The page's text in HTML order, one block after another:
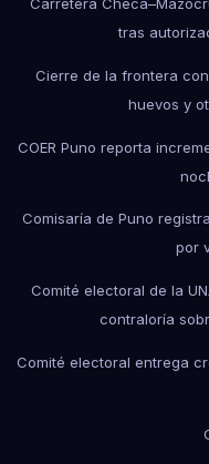
tras
Cierre de la frontera
huevos y
COER Puno reporta
Comisaría de Puno
por
Comité electoral de la
contraloría
Comité electoral entrega